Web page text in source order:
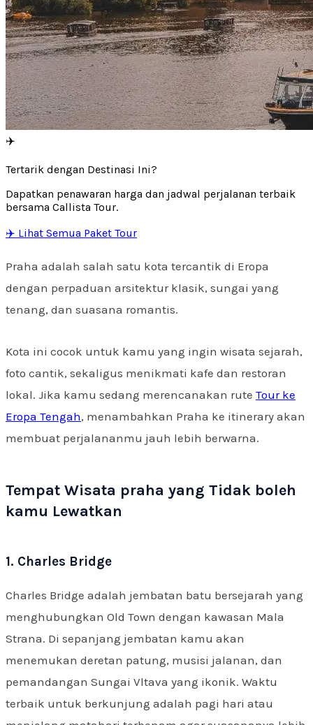
✈️
Tertarik dengan Destinasi Ini?
Dapatkan penawaran harga dan jadwal perjalanan terbaik
bersama Callista Tour.
✈️ Lihat Semua Paket Tour
Praha adalah salah satu kota tercantik di Eropa
dengan perpaduan arsitektur klasik, sungai yang
tenang, dan suasana romantis.
Kota ini cocok untuk kamu yang ingin wisata sejarah,
foto cantik, sekaligus menikmati kafe dan restoran
lokal. Jika kamu sedang merencanakan rute Tour ke
Eropa Tengah, menambahkan Praha ke itinerary akan
membuat perjalananmu jauh lebih berwarna.
Tempat Wisata praha yang Tidak boleh
kamu Lewatkan
1. Charles Bridge
Charles Bridge adalah jembatan batu bersejarah yang
menghubungkan Old Town dengan kawasan Mala
Strana. Di sepanjang jembatan kamu akan
menemukan deretan patung, musisi jalanan, dan
pemandangan Sungai Vltava yang ikonik. Waktu
terbaik untuk berkunjung adalah pagi hari atau